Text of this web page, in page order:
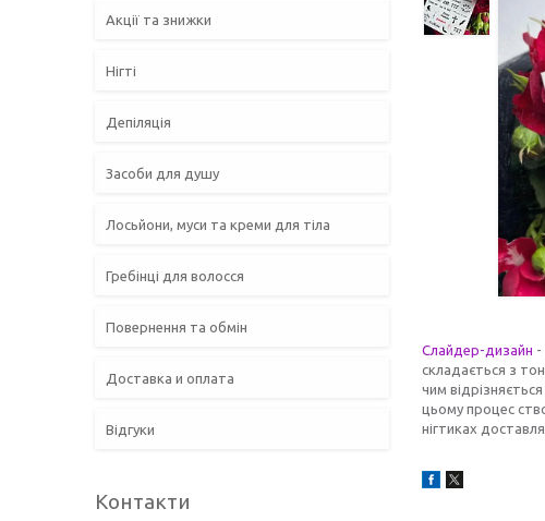
Слайдер-дизайн -
складається з
чим
цьому процес
нігтиках
Акції та знижки
Нігті
Депіляція
Засоби для душу
Лосьйони, муси та креми для тіла
Гребінці для волосся
Повернення та обмін
Доставка и оплата
Відгуки
Контакти